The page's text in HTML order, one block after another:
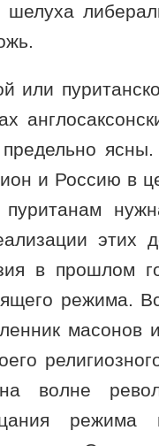
шелуха
или
предельно
и Россию в
пуританам
этих
в прошлом
режима.
волне